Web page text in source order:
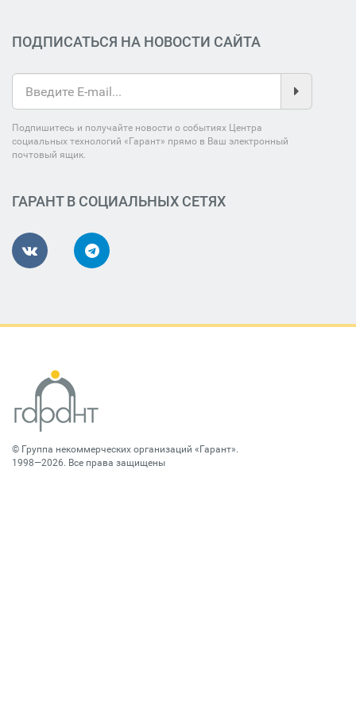
ПОДПИСАТЬСЯ НА НОВОСТИ САЙТА
Подпишитесь и получайте новости о событиях Центра
социальных технологий «Гарант» прямо в Ваш электронный
почтовый ящик.
ГАРАНТ В СОЦИАЛЬНЫХ СЕТЯХ
© Группа некоммерческих организаций «Гарант».
1998—2026. Все права защищены